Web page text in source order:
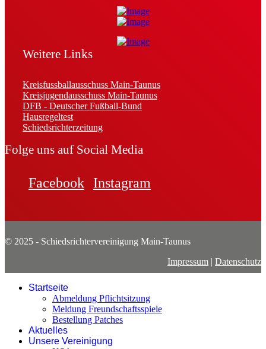
Weitere Links
Kreisfussballausschuss Main-Taunus
Kreisjugendausschuss Main-Taunus
DFB - Deutscher Fußball-Bund
Hausregeltest
Schiedsrichterzeitung
Folge uns auf Social Media
Facebook Instagram
© 2025 - Schiedsrichtervereinigung Main-Taunus
Impressum | Datenschutz
Startseite
Abmeldung Pflichtsitzung
Meldung Freundschaftsspiele
Bestellung Patches
Aktuelles
Unsere Vereinigung